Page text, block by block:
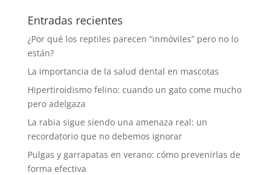
Entradas recientes
¿Por qué los reptiles parecen “inmóviles” pero no lo
están?
La importancia de la salud dental en mascotas
Hipertiroidismo felino: cuando un gato come mucho
pero adelgaza
La rabia sigue siendo una amenaza real: un
recordatorio que no debemos ignorar
Pulgas y garrapatas en verano: cómo prevenirlas de
forma efectiva